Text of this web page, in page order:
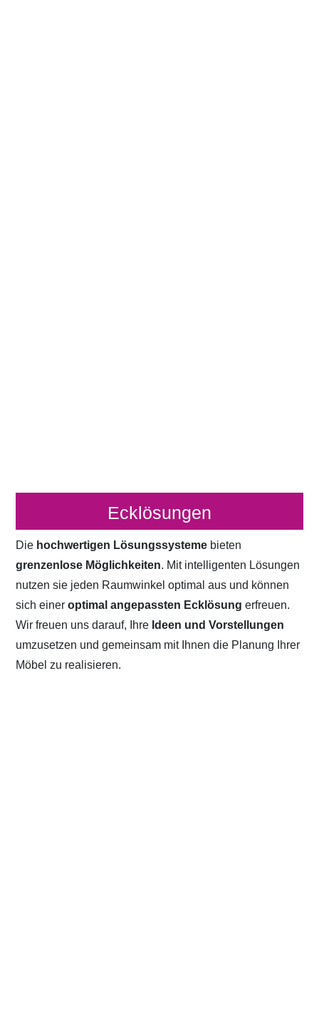
Ecklösungen
Die hochwertigen Lösungssysteme bieten
grenzenlose Möglichkeiten. Mit intelligenten Lösungen
nutzen sie jeden Raumwinkel optimal aus und können
sich eineroptimal angepassten Ecklösung erfreuen.
Wir freuen uns darauf, Ihre Ideen und Vorstellungen
umzusetzen und gemeinsam mit Ihnen die Planung Ihrer
Möbel zu realisieren.